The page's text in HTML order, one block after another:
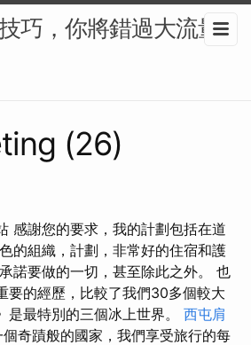
巧，你將錯過大流量-
(26)
感謝您的要求，我的計劃包括在道
的組織，計劃，非常好的住宿和護
諾要做的一切，甚至除此之外。 也
要的經歷，比較了我們30多個較大
是最特別的三個冰上世界。 西屯肩
奇蹟般的國家，我們享受旅行的每